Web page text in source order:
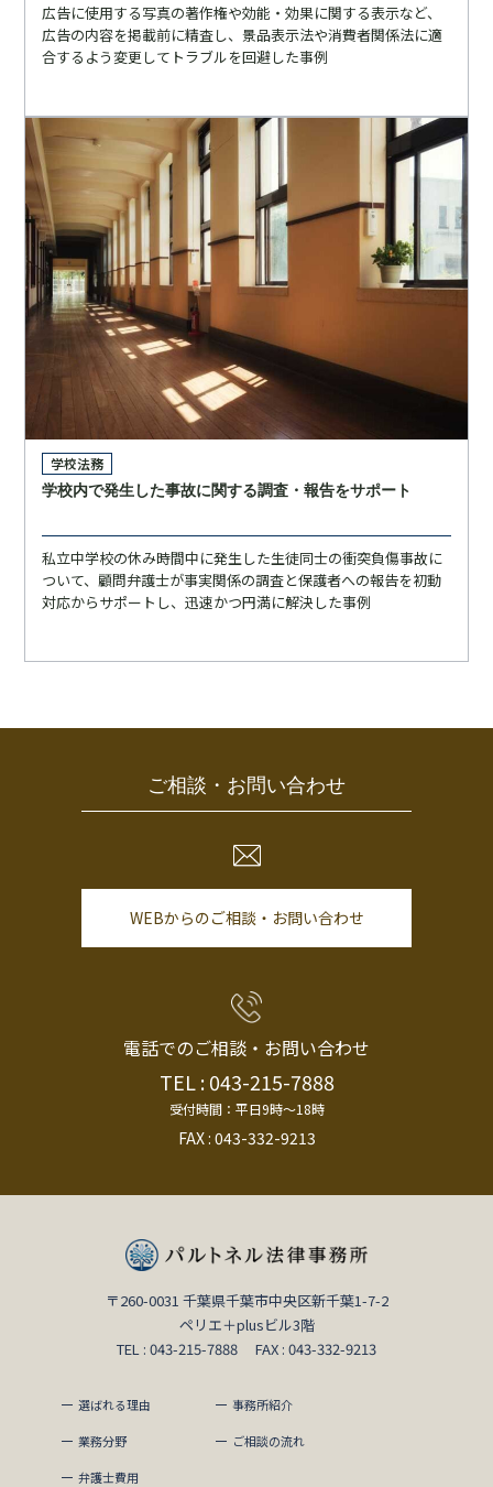
広告に使用する写真の著作権や効能・効果に関する表示など、
広告の内容を掲載前に精査し、景品表示法や消費者関係法に適
合するよう変更してトラブルを回避した事例
学校法務
学校内で発生した事故に関する調査・報告をサポート
私立中学校の休み時間中に発生した生徒同士の衝突負傷事故に
ついて、顧問弁護士が事実関係の調査と保護者への報告を初動
対応からサポートし、迅速かつ円満に解決した事例
ご相談・お問い合わせ
WEBからのご相談・お問い合わせ
電話でのご相談・お問い合わせ
TEL : 043-215-7888
受付時間：平日9時〜18時
FAX : 043-332-9213
〒260-0031 千葉県千葉市中央区新千葉1-7-2
ペリエ＋plusビル3階
TEL : 043-215-7888 FAX : 043-332-9213
選ばれる理由 事務所紹介
業務分野 ご相談の流れ
弁護士費用